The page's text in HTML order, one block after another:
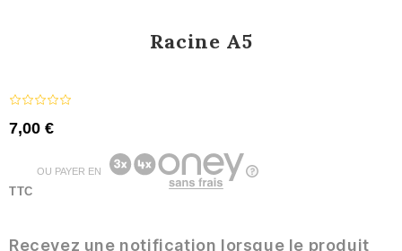
Racine A5
7,00 €
TTC
OU PAYER EN
Recevez une notification lorsque le produit